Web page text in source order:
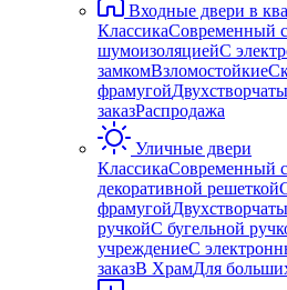
Входные двери в
КлассикаСовременный
шумоизоляциейС
замкомВзломостойкие
фрамугой
заказРаспродажа
Уличные двери
КлассикаСовременный
декоративной решеткой
фрамугой
ручкойС бугельной
учреждениеС
заказВ ХрамДля